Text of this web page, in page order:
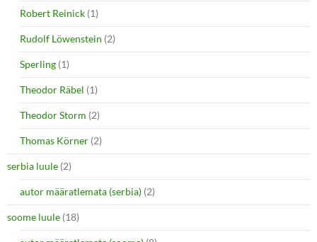
Robert Reinick (1)
Rudolf Löwenstein (2)
Sperling (1)
Theodor Räbel (1)
Theodor Storm (2)
Thomas Körner (2)
serbia luule (2)
autor määratlemata (serbia) (2)
soome luule (18)